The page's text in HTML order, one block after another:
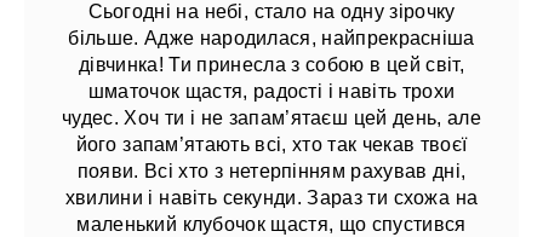
Сьогодні на небі, стало на одну зірочку
більше. Адже народилася, найпрекрасніша
дівчинка! Ти принесла з собою в цей світ,
шматочок щастя, радості і навіть трохи
чудес. Хоч ти і не запам’ятаєш цей день, але
його запам’ятають всі, хто так чекав твоєї
появи. Всі хто з нетерпінням рахував дні,
хвилини і навіть секунди. Зараз ти схожа на
маленький клубочок щастя, що спустився